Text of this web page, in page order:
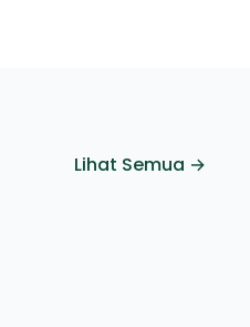
Lihat Semua →